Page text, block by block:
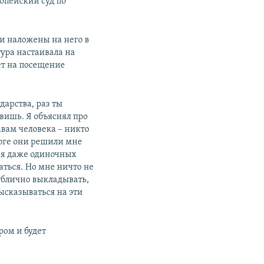
наложены на него в
настаивала на
на посещение
раз ты
Я объяснял про
человека – никто
они решили мне
я даже одиночных
Но мне ничто не
выкладывать,
на эти
и будет